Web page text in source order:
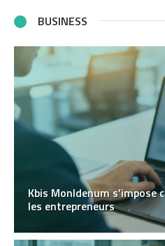
BUSINESS
Kbis MonIdenum
les entrepreneurs